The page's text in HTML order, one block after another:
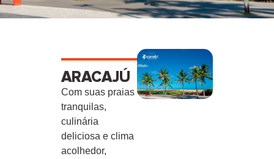
ARACAJÚ
Com suas praias
tranquilas,
culinária
deliciosa e clima
acolhedor,